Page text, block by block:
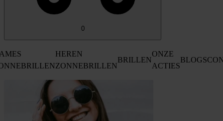
0
HEREN
ZONNEBRILLEN
BRILLEN
ONZE
ACTIES
BLOGS